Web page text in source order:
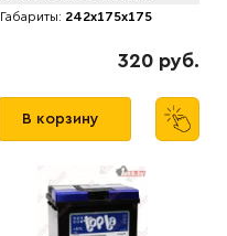
Габариты: 242x175x175
320 руб.
В корзину